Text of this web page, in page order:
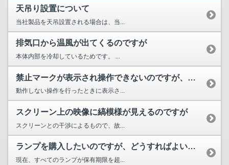
天吊り設置について
当社製品を天吊設置される場合は、当...
排気口から温風が出てくるのですが
本体内部を冷却しているためです。 ...
禁止マークが表示され操作できないのですが、故障ですか
動作しない操作を行ったときに表示さ...
スクリーン上の映像に縞模様が見えるのですが
スクリーンとの干渉によるもので、故...
ランプを購入したいのですが、どうすればよいですか？
現在、すべてのランプが保有期限を超...